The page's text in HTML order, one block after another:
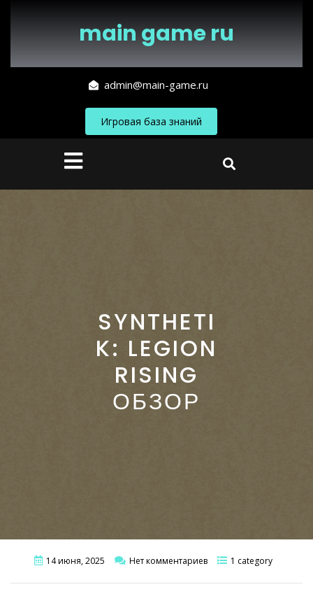
main game ru
admin@main-game.ru
Игровая база знаний
Кнопка
Открыть
SYNTHETI
K: LEGION
RISING
ОБЗОР
14 июня, 2025 Нет комментариев 1 category